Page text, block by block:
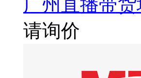
广州直播带
请询价